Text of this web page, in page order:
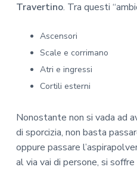
Travertino. Tra questi
Ascensori
Scale e corrimano
Atri e ingressi
Cortili esterni
Nonostante non si vada ad
di sporcizia, non basta
oppure passare
al via vai di persone, si